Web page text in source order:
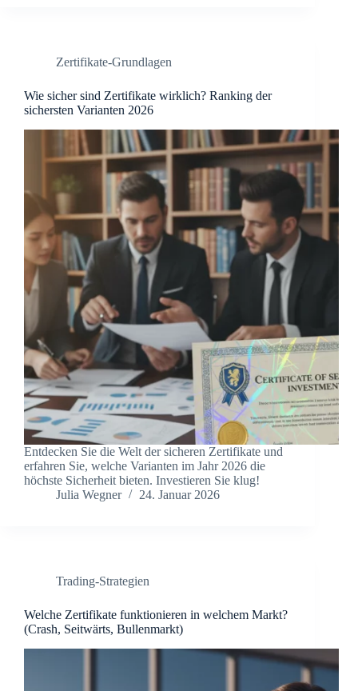
Zertifikate-Grundlagen
Wie sicher sind Zertifikate wirklich? Ranking der
sichersten Varianten 2026
Entdecken Sie die Welt der sicheren Zertifikate und
erfahren Sie, welche Varianten im Jahr 2026 die
höchste Sicherheit bieten. Investieren Sie klug!
Julia Wegner
24. Januar 2026
Trading-Strategien
Welche Zertifikate funktionieren in welchem Markt?
(Crash, Seitwärts, Bullenmarkt)